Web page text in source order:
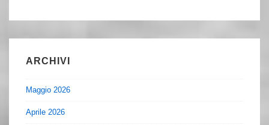
ARCHIVI
Maggio 2026
Aprile 2026